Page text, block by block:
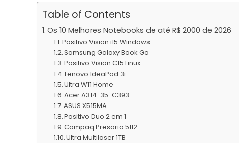
Table of Contents
Os 10 Melhores Notebooks de até R$ 2000 de 2026
Positivo Vision i15 Windows
Samsung Galaxy Book Go
Positivo Vision C15 Linux
Lenovo IdeaPad 3i
Ultra W11 Home
Acer A314-35-C393
ASUS X515MA
Positivo Duo 2 em 1
Compaq Presario 5112
Ultra Multilaser 1TB